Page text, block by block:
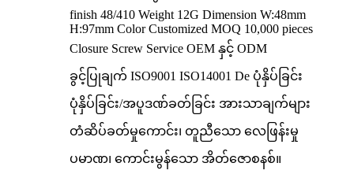
finish 48/410 Weight 12G Dimension W:48mm
H:97mm Color Customized MOQ 10,000 pieces
Closure Screw Service OEM နှင့် ODM
ခွင့်ပြုချက် ISO9001 ISO14001 De ပုံနှိပ်ခြင်း
ပုံနှိပ်ခြင်း/အပူဒဏ်ခတ်ခြင်း အားသာချက်များ
တံဆိပ်ခတ်မှုကောင်း၊ တူညီသော လေဖြန်းမှု
ပမာဏ၊ ကောင်းမွန်သော အိတ်ဇောစနစ်။